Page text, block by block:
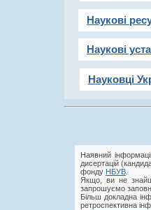
Наукові
Наукові
Науковці
Наявний
дисертацій
фонду НБУВ
Якщо, ви не
запрошуємо
Більш докладна
ретроспективна